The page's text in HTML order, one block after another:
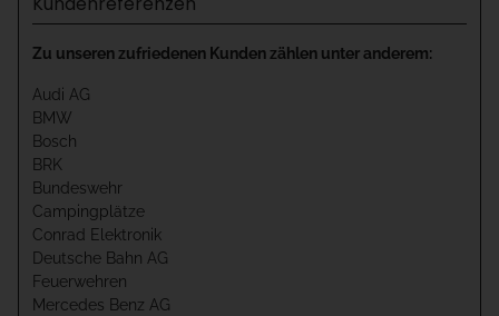
Zu unseren zufriedenen Kunden zählen unter anderem:
Audi AG
BMW
Bosch
BRK
Bundeswehr
Campingplätze
Conrad Elektronik
Deutsche Bahn AG
Feuerwehren
Mercedes Benz AG